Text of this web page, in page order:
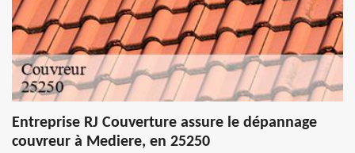
Entreprise RJ Couverture assure le dépannage
couvreur à Mediere, en 25250